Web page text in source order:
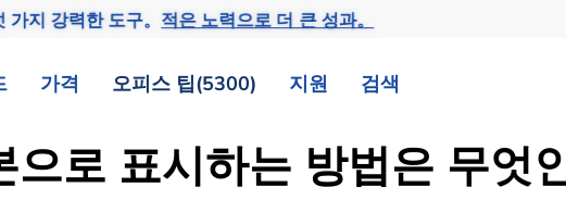
지 강력한 도구。 적은 노력으로 더 큰 성과。
가격 오피스 팁(5300) 지원 검색
로 표시하는 방법은 무엇